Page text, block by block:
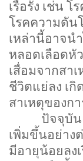
เรื้อรัง เช่น
โรคความดัน
เหล่านี้อาจน
หลอดเลือดหั
เสื่อมจากสา
ชีวิตแย่ลง เ
สาเหตุของก
ปัจจุบันแน
เพิ่มขึ้นอย่าง
มีอายุน้อยลง